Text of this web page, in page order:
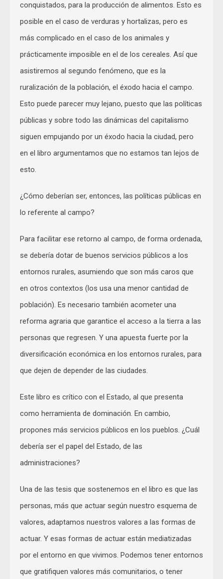
conquistados, para la producción de alimentos. Esto es
posible en el caso de verduras y hortalizas, pero es
más complicado en el caso de los animales y
prácticamente imposible en el de los cereales. Así que
asistiremos al segundo fenómeno, que es la
ruralización de la población, el éxodo hacia el campo.
Esto puede parecer muy lejano, puesto que las políticas
públicas y sobre todo las dinámicas del capitalismo
siguen empujando por un éxodo hacia la ciudad, pero
en el libro argumentamos que no estamos tan lejos de
esto.
¿Cómo deberían ser, entonces, las políticas públicas en
lo referente al campo?
Para facilitar ese retorno al campo, de forma ordenada,
se debería dotar de buenos servicios públicos a los
entornos rurales, asumiendo que son más caros que
en otros contextos (los usa una menor cantidad de
población). Es necesario también acometer una
reforma agraria que garantice el acceso a la tierra a las
personas que regresen. Y una apuesta fuerte por la
diversificación económica en los entornos rurales, para
que dejen de depender de las ciudades.
Este libro es crítico con el Estado, al que presenta
como herramienta de dominación. En cambio,
propones más servicios públicos en los pueblos. ¿Cuál
debería ser el papel del Estado, de las
administraciones?
Una de las tesis que sostenemos en el libro es que las
personas, más que actuar según nuestro esquema de
valores, adaptamos nuestros valores a las formas de
actuar. Y esas formas de actuar están mediatizadas
por el entorno en que vivimos. Podemos tener entornos
que gratifiquen valores más comunitarios, o tener